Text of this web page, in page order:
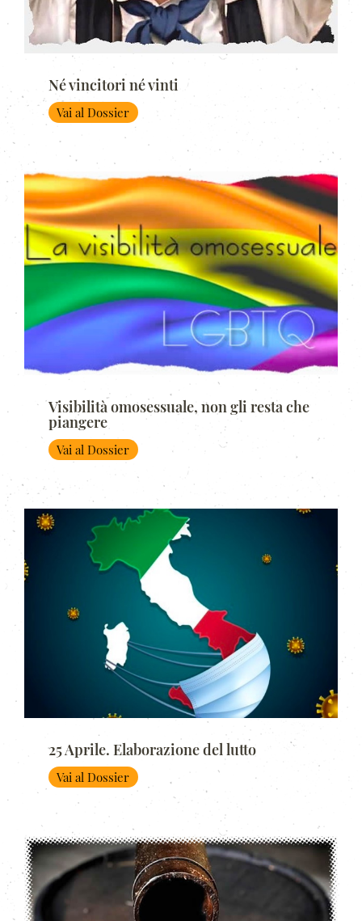
Né vincitori né vinti
Vai al Dossier
Visibilità omosessuale, non gli resta che
piangere
Vai al Dossier
25 Aprile. Elaborazione del lutto
Vai al Dossier